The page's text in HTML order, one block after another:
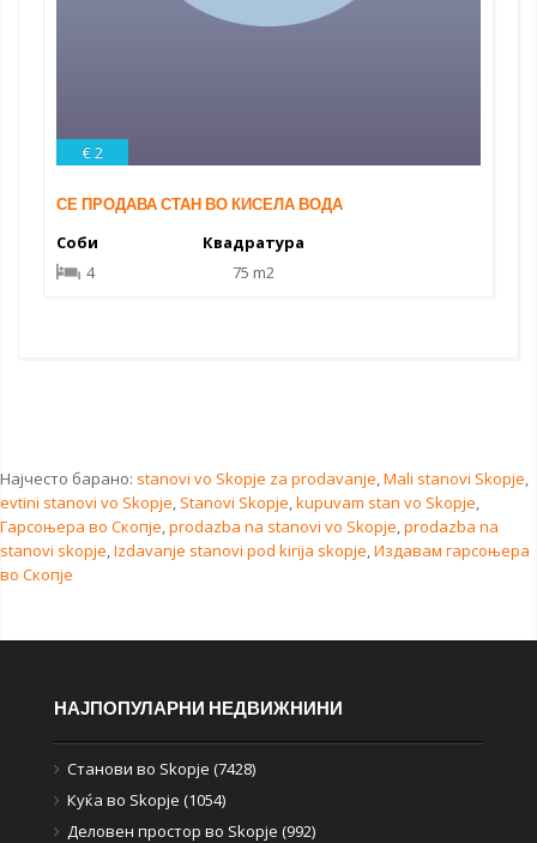
€ 2
СЕ ПРОДАВА СТАН ВО КИСЕЛА ВОДА
Соби
4
Квадратура
75 m2
Најчесто барано: stanovi vo Skopje za prodavanje,Mali stanovi Skopje,
evtini stanovi vo Skopje, Stanovi Skopje,kupuvam stan vo Skopje,
Гарсоњера во Скопје,prodazba na stanovi vo Skopje,prodazba na
stanovi skopje,Izdavanje stanovi pod kirija skopje,Издавам гарсоњера
во Скопје
НАЈПОПУЛАРНИ НЕДВИЖНИНИ
Станови во Skopje (7428)
Куќа во Skopje (1054)
Деловен простор во Skopje (992)